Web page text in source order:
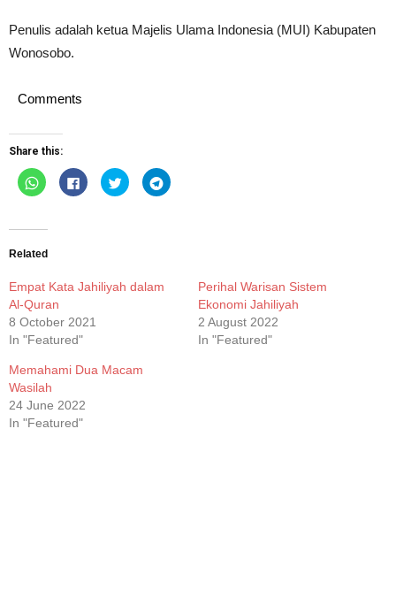
Penulis adalah ketua Majelis Ulama Indonesia (MUI) Kabupaten
Wonosobo.
Comments
Share this:
Click
to
share
(Opens
new
Click
to
share
Click
to
share
Click
to
Related
Empat Kata Jahiliyah dalam
Al-Quran
8 October 2021
In "Featured"
Perihal Warisan Sistem
Ekonomi Jahiliyah
2 August 2022
In "Featured"
Memahami Dua Macam
Wasilah
24 June 2022
In "Featured"